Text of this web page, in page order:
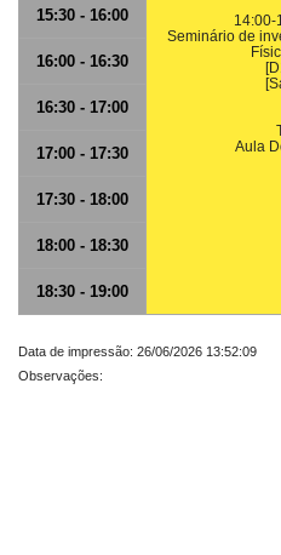
14:00-
Seminário de
Aula
15:30 - 16:00
16:00 - 16:30
16:30 - 17:00
17:00 - 17:30
17:30 - 18:00
18:00 - 18:30
18:30 - 19:00
Data de impressão: 26/06/2026 13:52:09
Observações: